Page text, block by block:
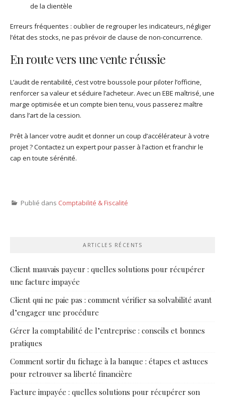
de la clientèle
Erreurs fréquentes : oublier de regrouper les indicateurs, négliger
l’état des stocks, ne pas prévoir de clause de non-concurrence.
En route vers une vente réussie
L’audit de rentabilité, c’est votre boussole pour piloter l’officine,
renforcer sa valeur et séduire l’acheteur. Avec un EBE maîtrisé, une
marge optimisée et un compte bien tenu, vous passerez maître
dans l’art de la cession.
Prêt à lancer votre audit et donner un coup d’accélérateur à votre
projet ? Contactez un expert pour passer à l’action et franchir le
cap en toute sérénité.
Publié dans Comptabilité & Fiscalité
ARTICLES RÉCENTS
Client mauvais payeur : quelles solutions pour récupérer
une facture impayée
Client qui ne paie pas : comment vérifier sa solvabilité avant
d’engager une procédure
Gérer la comptabilité de l’entreprise : conseils et bonnes
pratiques
Comment sortir du fichage à la banque : étapes et astuces
pour retrouver sa liberté financière
Facture impayée : quelles solutions pour récupérer son